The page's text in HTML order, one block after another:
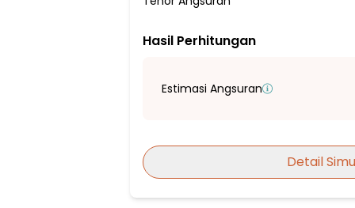
10 Menit ke Pasar Gedoran
15 Menit ke Pasar Pucung
1 Menit ke Puskesmas Ratu Jaya
7 Menit ke Puskesmas Pondok Terong
10 Menit ke RS Citra Medika
Hasil Perhitungan
Estimasi Angsuran
Detail